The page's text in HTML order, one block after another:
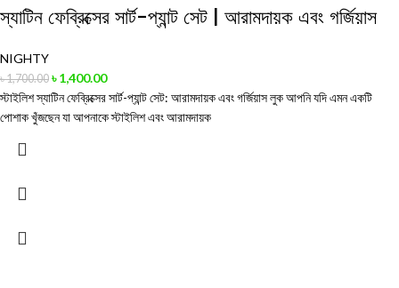
স্যাটিন ফেব্রিক্সের সার্ট-প্যান্ট সেট | আরামদায়ক এবং গর্জিয়াস
NIGHTY
৳1,700.00 ৳1,400.00
স্টাইলিশ স্যাটিন ফেব্রিক্সের সার্ট-প্যান্ট সেট: আরামদায়ক এবং গর্জিয়াস লুক আপনি যদি এমন একটি
পোশাক খুঁজছেন যা আপনাকে স্টাইলিশ এবং আরামদায়ক